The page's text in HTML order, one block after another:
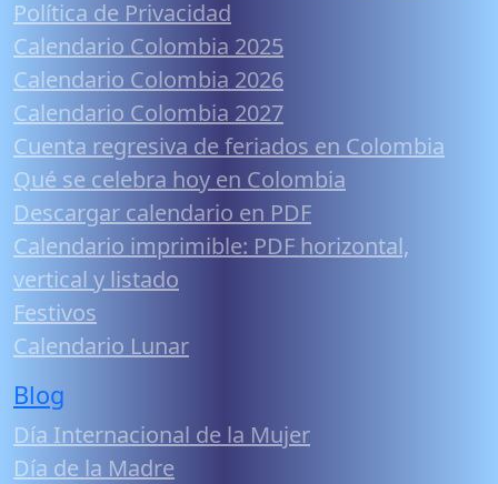
Política de Privacidad
Calendario Colombia 2025
Calendario Colombia 2026
Calendario Colombia 2027
Cuenta regresiva de feriados en Colombia
Qué se celebra hoy en Colombia
Descargar calendario en PDF
Calendario imprimible: PDF horizontal,
vertical y listado
Festivos
Calendario Lunar
Blog
Día Internacional de la Mujer
Día de la Madre